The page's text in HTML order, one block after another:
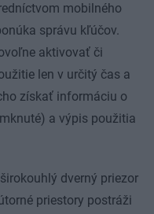
mobilného
správu kľúčov.
aktivovať či
len v určitý čas a
získať informáciu o
a výpis použitia
dverný priezor
priestory postráži